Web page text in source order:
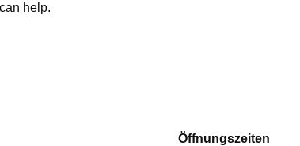
help.
Öffnungszeiten